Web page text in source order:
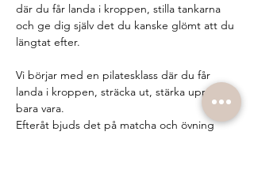
där du får landa i kroppen, stilla tankarna
och ge dig själv det du kanske glömt att du
längtat efter.
Vi börjar med en pilatesklass där du får
landa i kroppen, sträcka ut, stärka upp och
bara vara.
Efteråt bjuds det på matcha och övning